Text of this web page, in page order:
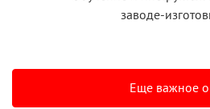
заводе-
Еще важное о